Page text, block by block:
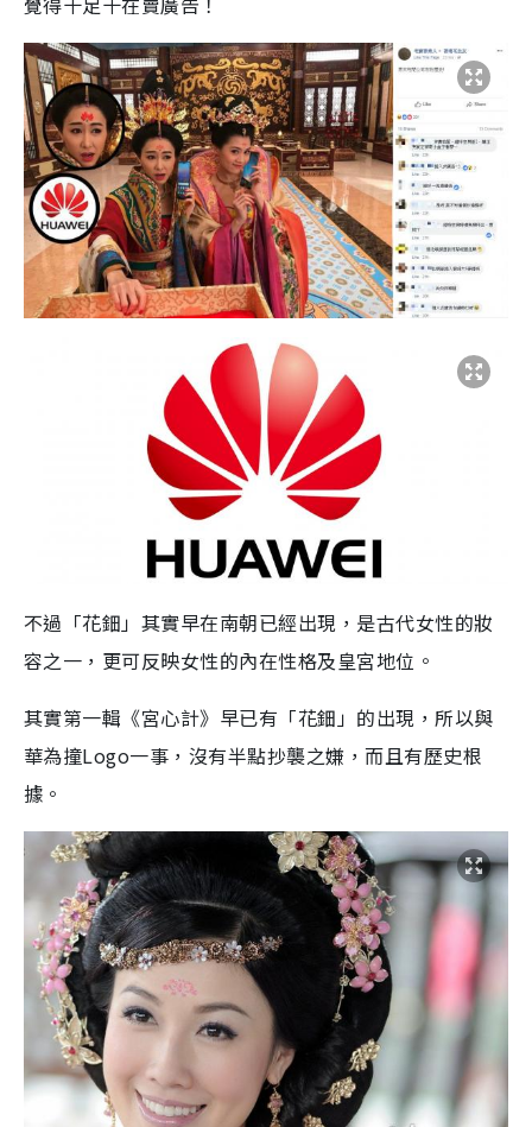
不過「花鈿」其實早在南朝已經出現，是古代女性的妝
容之一，更可反映女性的內在性格及皇宮地位。
其實第一輯《宮心計》早已有「花鈿」的出現，所以與
華為撞Logo一事，沒有半點抄襲之嫌，而且有歷史根
據。